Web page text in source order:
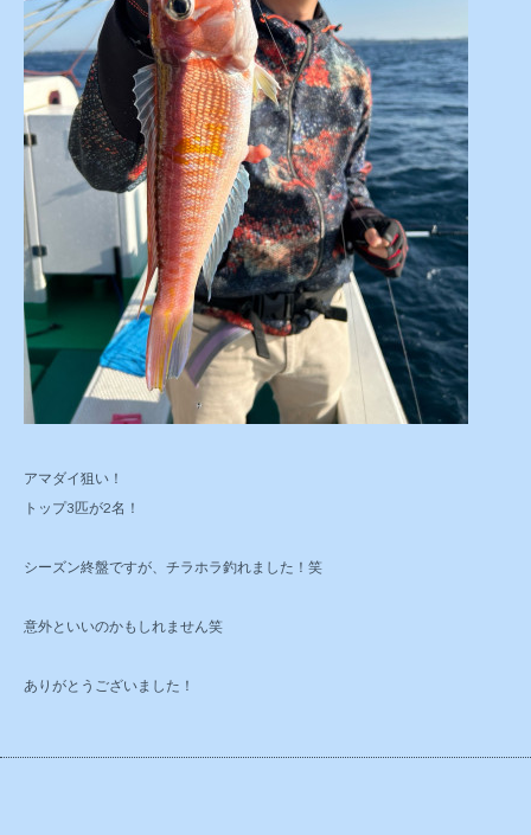
アマダイ狙い！
トップ3匹が2名！
シーズン終盤ですが、チラホラ釣れました！笑
意外といいのかもしれません笑
ありがとうございました！